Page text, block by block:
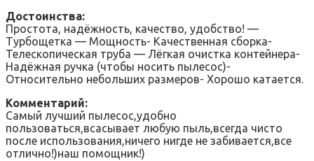
Достоинства:
Простота, надёжность, качество, удобство! —
Турбощетка — Мощность- Качественная сборка-
Телескопическая труба — Лёгкая очистка контейнера-
Надёжная ручка (чтобы носить пылесос)-
Относительно небольших размеров- Хорошо катается.
Комментарий:
Самый лучший пылесос,удобно
пользоваться,всасывает любую пыль,всегда чисто
после использования,ничего нигде не забивается,все
отлично!)наш помощник!)